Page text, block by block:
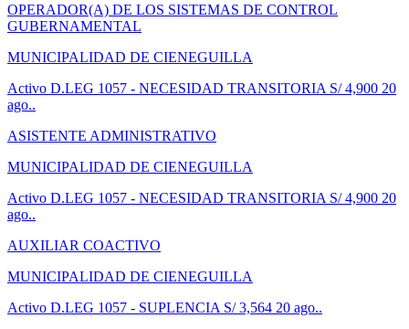
OPERADOR(A) DE LOS SISTEMAS DE CONTROL
GUBERNAMENTAL
MUNICIPALIDAD DE CIENEGUILLA
Activo D.LEG 1057 - NECESIDAD TRANSITORIA S/ 4,900 20
ago..
ASISTENTE ADMINISTRATIVO
MUNICIPALIDAD DE CIENEGUILLA
Activo D.LEG 1057 - NECESIDAD TRANSITORIA S/ 4,900 20
ago..
AUXILIAR COACTIVO
MUNICIPALIDAD DE CIENEGUILLA
Activo D.LEG 1057 - SUPLENCIA S/ 3,564 20 ago..